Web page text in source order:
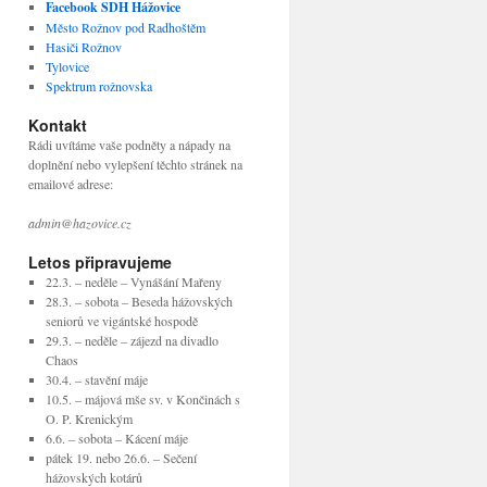
Facebook SDH Hážovice
Město Rožnov pod Radhoštěm
Hasiči Rožnov
Tylovice
Spektrum rožnovska
Kontakt
Rádi uvítáme vaše podněty a nápady na
doplnění nebo vylepšení těchto stránek na
emailové adrese:
admin@hazovice.cz
Letos připravujeme
22.3. – neděle – Vynášání Mařeny
28.3. – sobota – Beseda hážovských
seniorů ve vigántské hospodě
29.3. – neděle – zájezd na divadlo
Chaos
30.4. – stavění máje
10.5. – májová mše sv. v Končinách s
O. P. Krenickým
6.6. – sobota – Kácení máje
pátek 19. nebo 26.6. – Sečení
hážovských kotárů